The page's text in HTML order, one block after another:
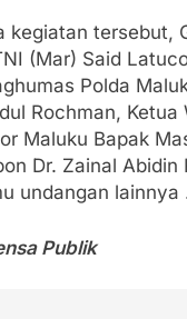
kegiatan tersebut,
(Mar) Said
Polda
Rochman,
Maluku Bapak
Dr. Zainal
undangan lainnya
Publik